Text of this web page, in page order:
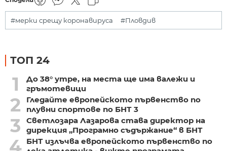
#мерки срещу коронавируса #Пловдив
ТОП 24
1
До 38° утре, на места ще има валежи и
гръмотевици
2
Гледайте европейското първенство по
плувни спортове по БНТ 3
3
Светлозара Лазарова става директор на
дирекция „Програмно съдържание“ в БНТ
4 БНТ излъчва европейското първенство по